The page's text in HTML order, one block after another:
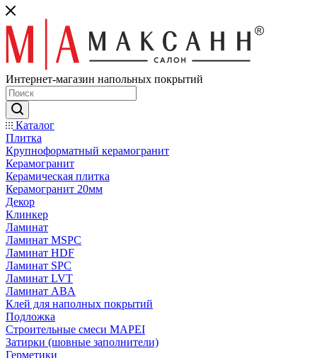
Интернет-магазин напольных покрытий
Каталог
Плитка
Крупноформатный керамогранит
Керамогранит
Керамическая плитка
Керамогранит 20мм
Декор
Клинкер
Ламинат
Ламинат MSPC
Ламинат HDF
Ламинат SPC
Ламинат LVT
Ламинат ABA
Клей для наполных покрытий
Подложка
Строительные смеси MAPEI
Затирки (шовные заполнители)
Герметики